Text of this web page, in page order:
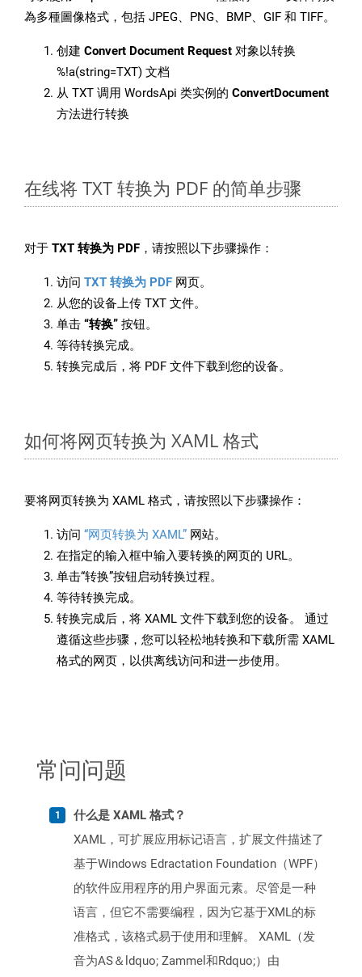
為多種圖像格式，包括 JPEG、PNG、BMP、GIF 和 TIFF。
创建 Convert Document Request 对象以转换
%!a(string=TXT) 文档
从 TXT 调用 WordsApi 类实例的 ConvertDocument
方法进行转换
在线将 TXT 转换为 PDF 的简单步骤
对于 TXT 转换为 PDF ，请按照以下步骤操作：
访问 TXT 转换为 PDF 网页。
从您的设备上传 TXT 文件。
单击 “转换” 按钮。
等待转换完成。
转换完成后，将 PDF 文件下载到您的设备。
如何将网页转换为 XAML 格式
要将网页转换为 XAML 格式，请按照以下步骤操作：
访问 “网页转换为 XAML” 网站。
在指定的输入框中输入要转换的网页的 URL。
单击“转换”按钮启动转换过程。
等待转换完成。
转换完成后，将 XAML 文件下载到您的设备。 通过
遵循这些步骤，您可以轻松地转换和下载所需 XAML
格式的网页，以供离线访问和进一步使用。
常问问题
什么是 XAML 格式？
XAML，可扩展应用标记语言，扩展文件描述了
基于Windows Edractation Foundation（WPF）
的软件应用程序的用户界面元素。尽管是一种
语言，但它不需要编程，因为它基于XML的标
准格式，该格式易于使用和理解。 XAML（发
音为AS＆ldquo; Zammel和Rdquo;）由